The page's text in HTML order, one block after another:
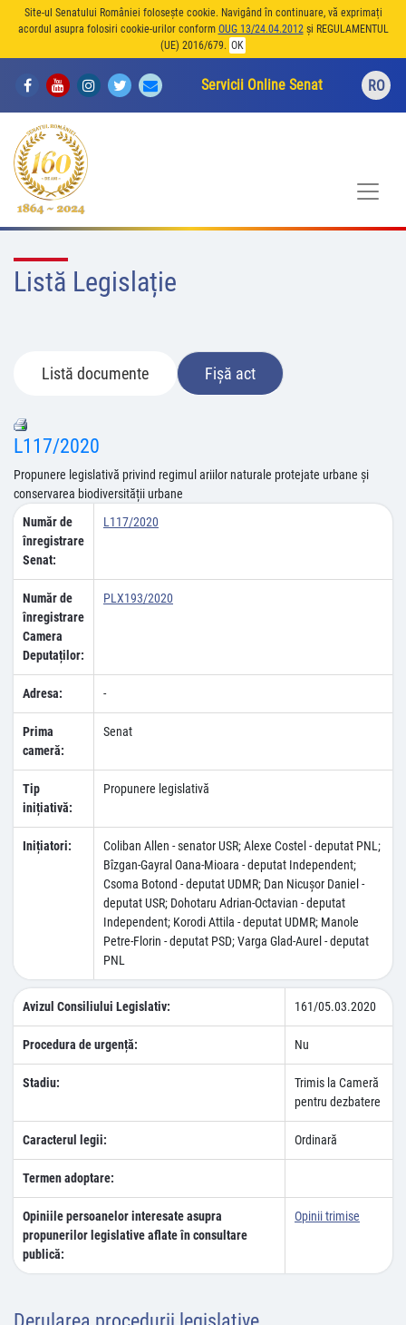
Site-ul Senatului României folosește cookie. Navigând în continuare, vă exprimați
acordul asupra folosiri cookie-urilor conform OUG 13/24.04.2012și REGULAMENTUL
(UE) 2016/679. OK
Servicii Online Senat RO
Listă Legislație
Listă documente Fișă act
L117/2020
Propunere legislativă privind regimul ariilor naturale protejate urbane și
conservarea biodiversității urbane
Număr de
înregistrare
Senat:
L117/2020
Număr de
înregistrare
Camera
Deputaților:
PLX193/2020
Adresa: -
Prima
cameră:
Senat
Tip
inițiativă:
Propunere legislativă
Inițiatori:
Coliban Allen - senator USR; Alexe Costel - deputat PNL;
Bîzgan-Gayral Oana-Mioara - deputat Independent;
Csoma Botond - deputat UDMR; Dan Nicuşor Daniel -
deputat USR; Dohotaru Adrian-Octavian - deputat
Independent; Korodi Attila - deputat UDMR; Manole
Petre-Florin - deputat PSD; Varga Glad-Aurel - deputat
PNL
Avizul Consiliului Legislativ: 161/05.03.2020
Procedura de urgență: Nu
Stadiu:
Trimis la Cameră
pentru dezbatere
Caracterul legii: Ordinară
Termen adoptare:
Opiniile persoanelor interesate asupra
propunerilor legislative aflate în consultare
publică:
Opinii trimise